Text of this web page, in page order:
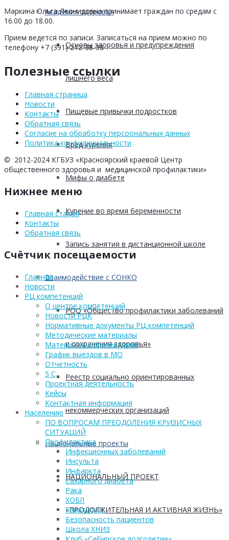
Академия здоровья
Основы здоровья и предупреждения
лишнего веса
Пищевые привычки подростков
Вред курения
Мифы о диабете
Курение во время беременности
Запись занятия в дистанционной школе
Взаимодействие с СОНКО
РОО «Общество профилактики заболеваний
и сохранения здоровья»
Реестр социально ориентированных
некоммерческих организаций
Национальные проекты
НАЦИОНАЛЬНЫЙ ПРОЕКТ
«ПРОДОЛЖИТЕЛЬНАЯ И АКТИВНАЯ ЖИЗНЬ»
Маркина Ольга Леонидовна принимает граждан по средам с
16.00 до 18.00.
Прием ведется по записи. Записаться на прием можно по
телефону +7 (391) 212-38-38
Полезные ссылки
Главная страница
Новости
Контакты
Обратная связь
Согласие на обработку персоональных данных
Политика конфидициальности
© 2012-2024 КГБУЗ «Красноярский краевой Центр
общественного здоровья и медицинской профилактики»
Нижнее меню
Главная старая
Контакты
Обратная связь
Счётчик посещаемости
Главная
Новости
РЦ компетенций
О центре компетенций
Новости РЦК
Нормативные документы РЦ компетенций
Методические материалы
Материалы и презентации
График выездов в МО
Отчетность
5 С
Проектная деятельность
Кейсы
Контактная информация
Населению
ПО ВОПРОСАМ ПРЕОДОЛЕНИЯ КРИЗИСНЫХ
СИТУАЦИЙ
Профилактика
Инфекционных заболеваний
Инсульта
Инфаркта
Сахарного диабета
Рака
ХОБЛ
Гепатита С
Безопасность пациентов
Школа ХНИЗ